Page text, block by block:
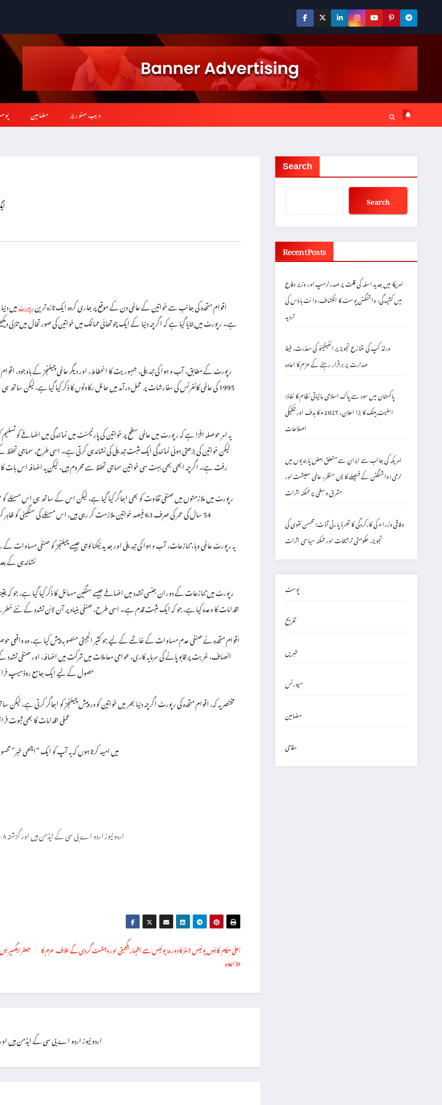
مضامین ویب سٹوریز
اقوام متحدہ کی جانب سے خواتین کے عالمی دن کے موقع پر جاری کردہ ایک تازہ ترینرپورٹمیں
ہے۔ رپورٹ میں بتایا گیا ہے کہ اگرچہ دنیا کے ایک چوتھائی ممالک میں خواتین کی صورتحال میں
رپورٹ کے مطابق، آب و ہوا کی تبدیلی، جمہوریت کا انحطاط، اور دیگر عالمی چیلنجز کے
یہ امر حوصلہ افزا ہے کہ رپورٹ میں عالمی سطح پر خواتین کی پارلیمنٹ میں نمائندگی میں اضافے کو
لیکن خواتین کی بڑھتی ہوئی نمائندگی ایک مثبت تبدیلی کی نشاندہی کرتی ہے۔ اسی طرح، سماجی
رفت ہے۔ اگرچہ ابھی بھی بہت سی خواتین سماجی تحفظ سے محروم ہیں، لیکن یہ اضافہ اس بات کا
54 سال کی عمر کی صرف 63 فیصد خواتین ملازمت کر رہی ہیں، اس مسئلے کی سنگینی کو ظاہر کرتا ہے اور اس کے حل کے لیے مزید
یہ رپورٹ عالمی وبا، تنازعات، آب و ہوا کی تبدیلی اور جدید ٹیکنالوجی جیسے چیلنجز کو صنفی
نشاندہی کے
رپورٹ میں تنازعات کے دوران جنسی تشدد میں اضافے جیسے سنگین مسائل کا ذکر کیا گیا ہے، جو
اقدامات کا وعدہ کیا ہے، جو کہ ایک مثبت قدم ہے۔ اسی طرح، صنفی بنیاد پر آن لائن تشدد کے
اقوام متحدہ نے صنفی عدم مساوات کے خاتمے کے لیے جو کثیر الجہتی منصوبہ پیش کیا ہے، وہ واقعی
انصاف، غربت پر قابو پانے کی سرمایہ کاری، عوامی معاملات میں شرکت میں اضافہ، اور صنفی
حصول کے لیے ایک جامع روڈ میپ
مختصر یہ کہ، اقوام متحدہ کی رپورٹ اگرچہ دنیا بھر میں خواتین کو درپیش چیلنجز کو اجاگر کرتی
عملی اقدامات کا بھی ثبوت
میں امید کرتا ہوں کہ یہ آپ کو ایک “اچھی خبر”
اردو نیوز اردو اے بی سی کے ایڈمن ہیں اور گزشتہ ۸ سال سے یہ فرائص سر انجام دے رہے ہیں۔
اعلیٰ حکام کا بنوں پولیس لائنز کا دورہ: پولیس سے اظہار یکجہتی اور دہشت گردی کے خلاف عزم کا
اعادہ
اردو نیوز اردو اے بی سی کے ایڈمن ہیں اور گزشتہ ۸ سال سے یہ فرائص سر
Search
Search
Recent Posts
امریکا میں جدید اسلہ کی قلت پر صدر ٹرمپ اور وزیر دفاع
میں کشیدگی: واشنگٹن پوسٹ کا انکشاف، وائٹ ہاؤس کی
تردید
ورلڈ کپ کی متنازع تجویز پر انفینٹینو کی معذرت، فیفا
صدارت پر برقرار رہنے کے عزم کا اعادہ
پاکستان میں سود سے پاک اسلامی مالیاتی نظام کا نفاذ:
اسٹیٹ بینک کا بڑا اعلان، 2027ء کا ہدف اور تکنیکی
اصلاحات
امریکہ کی جانب سے ایران سے متعلق بعض پابندیوں میں
نرمی: واشنگٹن کے فیصلے کا پس منظر، عالمی معیشت اور
مشرق وسطیٰ پر ممکنہ اثرات
وفاقی وزراء کی کارکردگی کا تھرڈ پارٹی آڈٹ: محسن نقوی کی
تجویز، حکومتی ترجیحات اور ممکنہ سیاسی اثرات
پوسٹ
تفریح
خبریں
سپورٹس
مضامین
مقامی